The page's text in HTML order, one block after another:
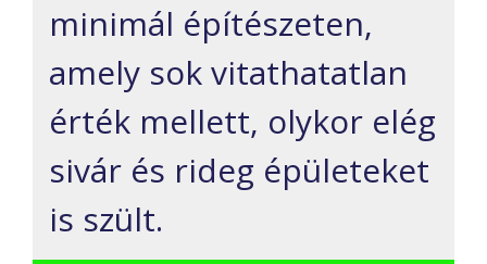
minimál építészeten,
amely sok vitathatatlan
érték mellett, olykor elég
sivár és rideg épületeket
is szült.